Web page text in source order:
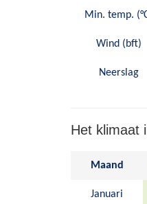
Min. temp.
Wind (bft)
Neerslag
Het klimaat
Maand
Januari